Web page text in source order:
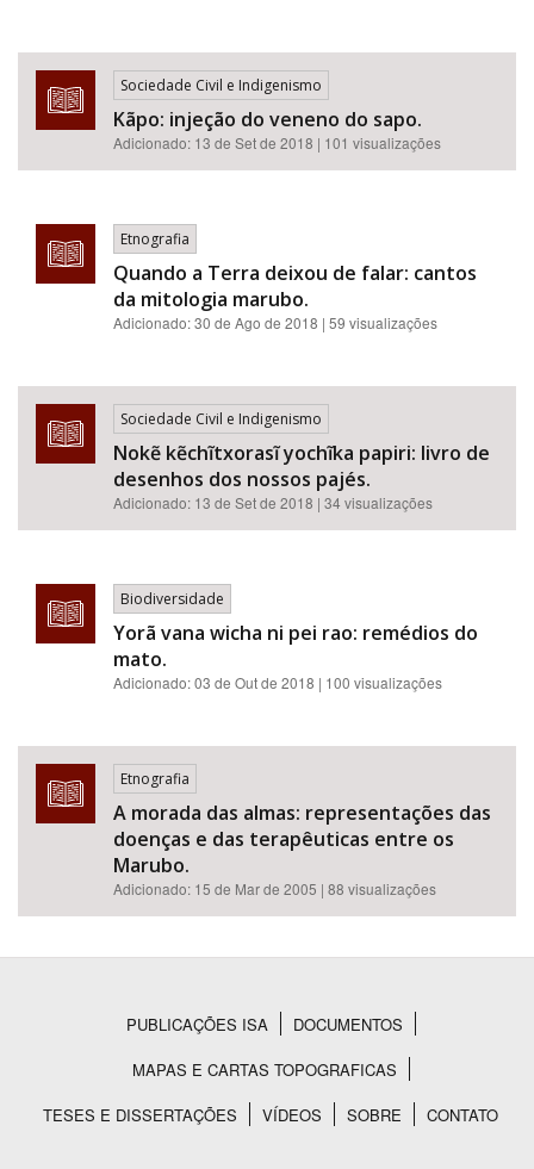
Sociedade Civil e Indigenismo
Kãpo: injeção do veneno do sapo.
Adicionado: 13 de Set de 2018 | 101 visualizações
Etnografia
Quando a Terra deixou de falar: cantos
da mitologia marubo.
Adicionado:30 de Ago de 2018 | 59 visualizações
Sociedade Civil e Indigenismo
Nokẽ kẽchĩtxorasĩ yochĩka papiri: livro de
desenhos dos nossos pajés.
Adicionado: 13 de Set de 2018 | 34 visualizações
Biodiversidade
Yorã vana wicha ni pei rao: remédios do
mato.
Adicionado:03 de Out de 2018 | 100 visualizações
Etnografia
A morada das almas: representações das
doenças e das terapêuticas entre os
Marubo.
Adicionado: 15 de Mar de 2005 | 88 visualizações
Rodapé
PUBLICAÇÕES ISA
DOCUMENTOS
MAPAS E CARTAS TOPOGRAFICAS
TESES E DISSERTAÇÕES
VÍDEOS SOBRE CONTATO